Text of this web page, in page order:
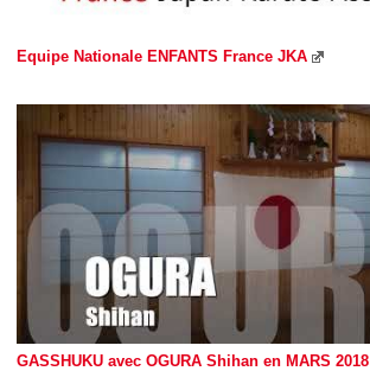
Equipe Nationale ENFANTS France JKA
GASSHUKU avec OGURA Shihan en MARS 2018